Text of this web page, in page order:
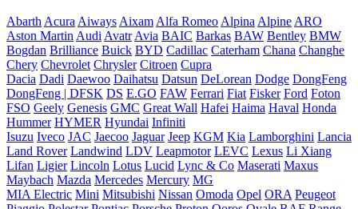
Abarth Acura Aiways Aixam Alfa Romeo Alpina Alpine ARO
Aston Martin Audi Avatr Avia BAIC Barkas BAW Bentley BMW
Bogdan Brilliance Buick BYD Cadillac Caterham Chana Changhe
Chery Chevrolet Chrysler Citroen Cupra
Dacia Dadi Daewoo Daihatsu Datsun DeLorean Dodge DongFeng
DongFeng | DFSK DS E.GO FAW Ferrari Fiat Fisker Ford Foton
FSO Geely Genesis GMC Great Wall Hafei Haima Haval Honda
Hummer HYMER Hyundai Infiniti
Isuzu Iveco JAC Jaecoo Jaguar Jeep KGM Kia Lamborghini Lancia
Land Rover Landwind LDV Leapmotor LEVC Lexus Li Xiang
Lifan Ligier Lincoln Lotus Lucid Lync & Co Maserati Maxus
Maybach Mazda Mercedes Mercury MG
MIA Electric Mini Mitsubishi Nissan Omoda Opel ORA Peugeot